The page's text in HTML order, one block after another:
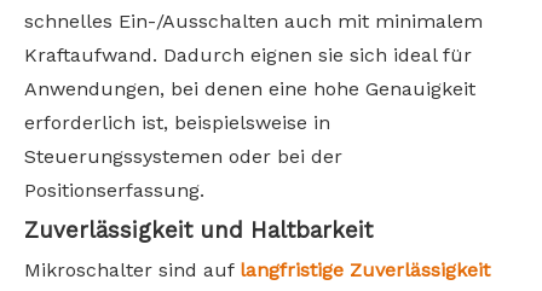
schnelles Ein-/Ausschalten auch mit minimalem
Kraftaufwand. Dadurch eignen sie sich ideal für
Anwendungen, bei denen eine hohe Genauigkeit
erforderlich ist, beispielsweise in
Steuerungssystemen oder bei der
Positionserfassung.
Zuverlässigkeit und Haltbarkeit
Mikroschalter sind auf langfristige Zuverlässigkeit